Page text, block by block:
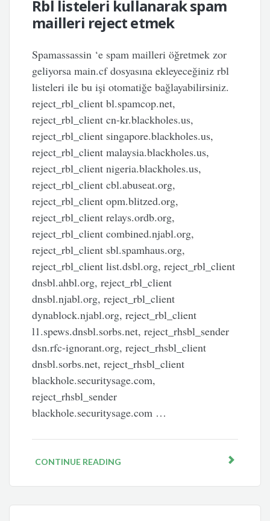
Rbl listeleri kullanarak spam
mailleri reject etmek
Spamassassin ‘e spam mailleri öğretmek zor
geliyorsa main.cf dosyasına ekleyeceğiniz rbl
listeleri ile bu işi otomatiğe bağlayabilirsiniz.
reject_rbl_client bl.spamcop.net,
reject_rbl_client cn-kr.blackholes.us,
reject_rbl_client singapore.blackholes.us,
reject_rbl_client malaysia.blackholes.us,
reject_rbl_client nigeria.blackholes.us,
reject_rbl_client cbl.abuseat.org,
reject_rbl_client opm.blitzed.org,
reject_rbl_client relays.ordb.org,
reject_rbl_client combined.njabl.org,
reject_rbl_client sbl.spamhaus.org,
reject_rbl_client list.dsbl.org, reject_rbl_client
dnsbl.ahbl.org, reject_rbl_client
dnsbl.njabl.org, reject_rbl_client
dynablock.njabl.org, reject_rbl_client
l1.spews.dnsbl.sorbs.net, reject_rhsbl_sender
dsn.rfc-ignorant.org, reject_rhsbl_client
dnsbl.sorbs.net, reject_rhsbl_client
blackhole.securitysage.com,
reject_rhsbl_sender
blackhole.securitysage.com …
CONTINUE READING